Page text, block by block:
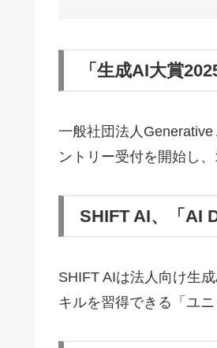
「生成AI大賞
一般社団法人
ントリー受付を開始し
SHIFT AI、「AI
SHIFT AIは法人向け生
キルを習得できる「ユ